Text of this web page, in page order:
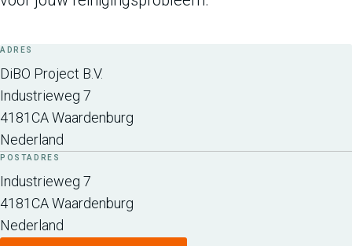
ADRES
DiBO Project B.V.
Industrieweg 7
4181CAWaardenburg
Nederland
POSTADRES
Industrieweg 7
4181CAWaardenburg
Nederland